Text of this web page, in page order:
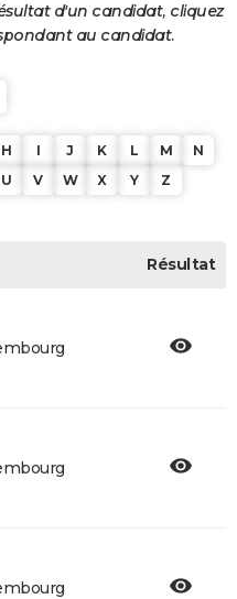
d'un candidat, cliquez
au candidat.
H I J K L M
N
U V W X Y Z
Résultat